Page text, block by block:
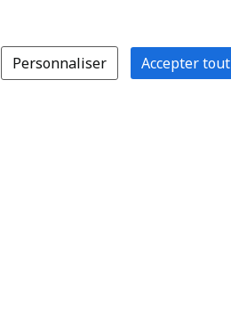
Personnaliser Accepter tout